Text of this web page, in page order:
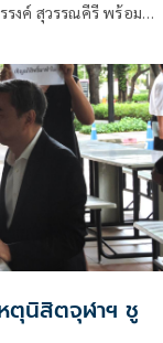
รงค์ สุวรรณคีรี พร้อม
ประเทศ”
ตุนิสิตจุฬาฯ ชู